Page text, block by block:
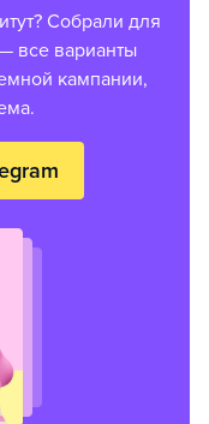
Собрали для
все варианты
кампании,